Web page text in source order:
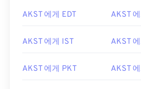
AKST 에게 EDT AKST
AKST 에게 IST AKST
AKST 에게 PKT AKST